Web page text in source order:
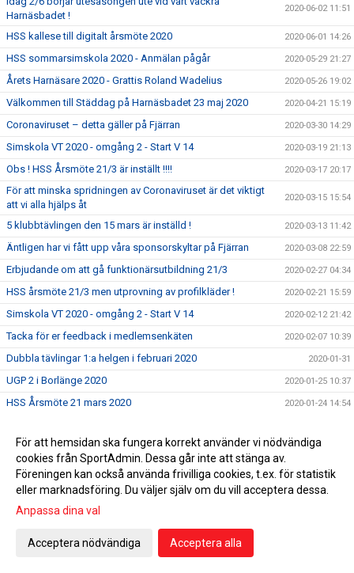
Harnäsbadet !
2020-06-02 11:51
HSS kallese till digitalt årsmöte 2020 2020-06-01 14:26
HSS sommarsimskola 2020 - Anmälan pågår 2020-05-29 21:27
Årets Harnäsare 2020 - Grattis Roland Wadelius 2020-05-26 19:02
Välkommen till Städdag på Harnäsbadet 23 maj 2020 2020-04-21 15:19
Coronaviruset – detta gäller på Fjärran 2020-03-30 14:29
Simskola VT 2020 - omgång 2 - Start V 14 2020-03-19 21:13
Obs ! HSS Årsmöte 21/3 är inställt !!!! 2020-03-17 20:17
För att minska spridningen av Coronaviruset är det viktigt
att vi alla hjälps åt
2020-03-15 15:54
5 klubbtävlingen den 15 mars är inställd ! 2020-03-13 11:42
Äntligen har vi fått upp våra sponsorskyltar på Fjärran 2020-03-08 22:59
Erbjudande om att gå funktionärsutbildning 21/3 2020-02-27 04:34
HSS årsmöte 21/3 men utprovning av profilkläder ! 2020-02-21 15:59
Simskola VT 2020 - omgång 2 - Start V 14 2020-02-12 21:42
Tacka för er feedback i medlemsenkäten 2020-02-07 10:39
Dubbla tävlingar 1:a helgen i februari 2020 2020-01-31
UGP 2 i Borlänge 2020 2020-01-25 10:37
HSS Årsmöte 21 mars 2020 2020-01-24 14:54
Palles minne 2020 2020-01-05 21:38
2019-12-18 12:01
Simskola VT 2020 - Anmälan pågår ! 2019-11-24 21:06
HSS seger i Femklubb 2019 &#127942;
Sum-Sim Regionsfinal Örebro 191109-191110
För att hemsidan ska fungera korrekt använder vi nödvändiga
cookies från SportAdmin. Dessa går inte att stänga av.
Föreningen kan också använda frivilliga cookies, t.ex. för statistik
eller marknadsföring. Du väljer själv om du vill acceptera dessa.
Anpassa dina val
Acceptera nödvändiga Acceptera alla